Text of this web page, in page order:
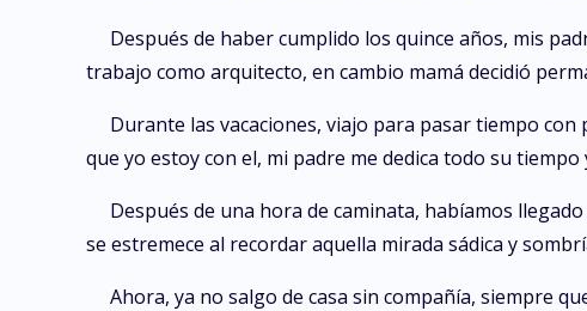
Después de haber cumplido los quince años, mis
trabajo como arquitecto, en cambio mamá decidió
Durante las vacaciones, viajo para pasar tiempo
que yo estoy con el, mi padre me dedica todo su
Después de una hora de caminata, habíamos
se estremece al recordar aquella mirada sádica y
Ahora, ya no salgo de casa sin compañía, siempre